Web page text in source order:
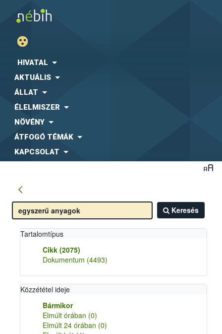
HIVATAL
AKTUÁLIS
ÁLLAT
ÉLELMISZER
NÖVÉNY
ÁTFOGÓ TÉMÁK
KAPCSOLAT
Keresés
Tartalomtípus
Cikk (2075)
Dokumentum (4493)
Közzététel ideje
Bármikor
Elmúlt órában (0)
Elmúlt 24 órában (0)